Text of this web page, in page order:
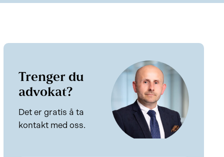
Trenger du
advokat?
Det er gratis å ta
kontakt med oss.